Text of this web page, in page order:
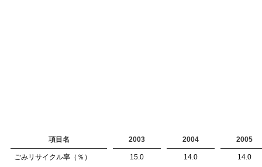
項目名 2003 2004 2005
ごみリサイクル率（％） 15.0 14.0 14.0